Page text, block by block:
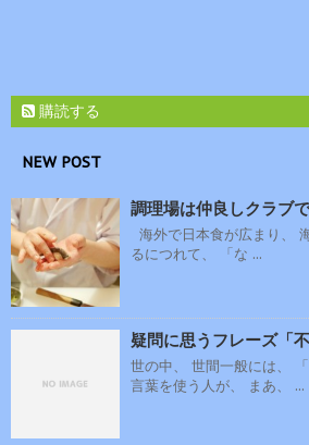
購読する
NEW POST
調理場は仲良しクラブ
海外で日本食が広まり、
るにつれて、 「な ...
疑問に思うフレーズ「
世の中、 世間一般には、
言葉を使う人が、 まあ、 ...